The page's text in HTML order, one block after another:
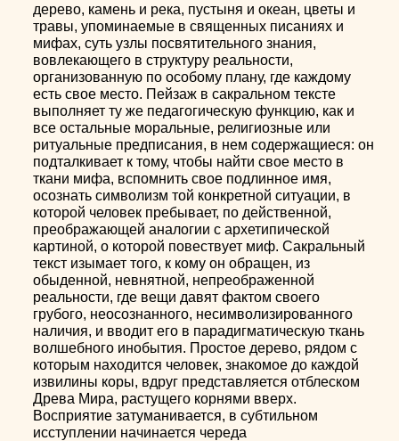
дерево, камень и река, пустыня и океан, цветы и
травы, упоминаемые в священных писаниях и
мифах, суть узлы посвятительного знания,
вовлекающего в структуру реальности,
организованную по особому плану, где каждому
есть свое место. Пейзаж в сакральном тексте
выполняет ту же педагогическую функцию, как и
все остальные моральные, религиозные или
ритуальные предписания, в нем содержащиеся: он
подталкивает к тому, чтобы найти свое место в
ткани мифа, вспомнить свое подлинное имя,
осознать символизм той конкретной ситуации, в
которой человек пребывает, по действенной,
преображающей аналогии с архетипической
картиной, о которой повествует миф. Сакральный
текст изымает того, к кому он обращен, из
обыденной, невнятной, непреображенной
реальности, где вещи давят фактом своего
грубого, неосознанного, несимволизированного
наличия, и вводит его в парадигматическую ткань
волшебного инобытия. Простое дерево, рядом с
которым находится человек, знакомое до каждой
извилины коры, вдруг представляется отблеском
Древа Мира, растущего корнями вверх.
Восприятие затуманивается, в субтильном
исступлении начинается череда